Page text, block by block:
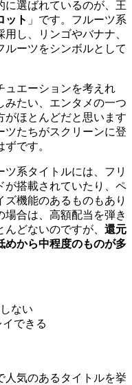
に選ばれているのが、王
ット 」です。フルーツ系
し、
リンゴやバナナ、
ルーツをシンボルとして
ュエーションを考えれ
みたい、エンタメの一つ
がほとんどだと思います
ツたちがスクリーンに登
です。
ツ系タイトルには、 フリ
が搭載されていたり、 ペ
ズ機能のあるものもあり
場合は、高額配当を弾き
どないのですが、 還元
めから中程度のものが多
ない
できる
人気のあるタイトルを挙